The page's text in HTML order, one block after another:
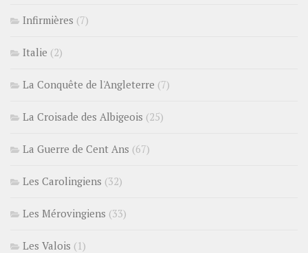
Infirmières (7)
Italie (2)
La Conquête de l'Angleterre (7)
La Croisade des Albigeois (25)
La Guerre de Cent Ans (67)
Les Carolingiens (32)
Les Mérovingiens (33)
Les Valois (1)